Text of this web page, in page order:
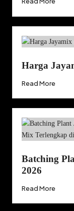
Harga
Read More
Batching
2026
Read More